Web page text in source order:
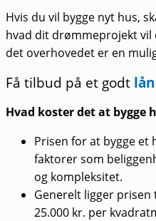
Hvis du vil bygge nyt hus,
hvad dit drømmeprojekt vil
det overhovedet er en
Få tilbud på et godt
Hvad koster det at bygge
Prisen for at bygge et
faktorer som
og kompleksitet.
Generelt ligger prisen
25.000 kr. per